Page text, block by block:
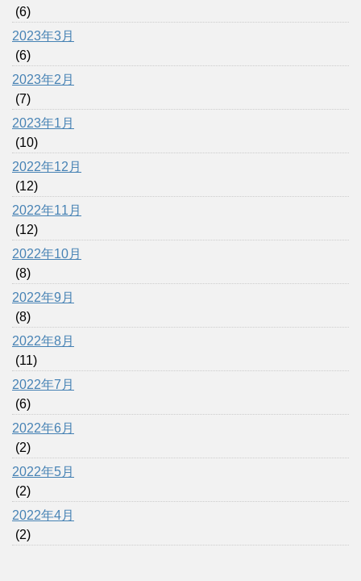
(6)
2023年3月
(6)
2023年2月
(7)
2023年1月
(10)
2022年12月
(12)
2022年11月
(12)
2022年10月
(8)
2022年9月
(8)
2022年8月
(11)
2022年7月
(6)
2022年6月
(2)
2022年5月
(2)
2022年4月
(2)